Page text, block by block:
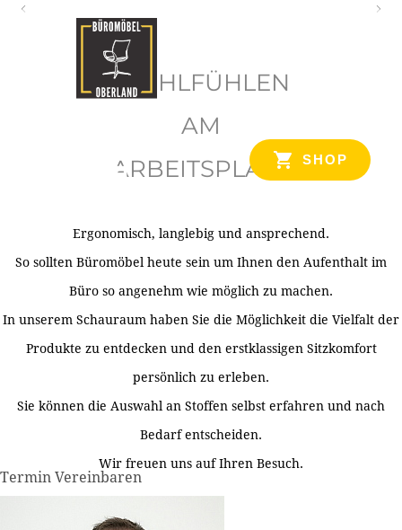
SHOP
WOHLFÜHLEN
AM
ARBEITSPLATZ
Ergonomisch, langlebig und ansprechend.
So sollten Büromöbel heute sein um Ihnen den Aufenthalt im
Büro so angenehm wie möglich zu machen.
In unserem Schauraum haben Sie die Möglichkeit die Vielfalt der
Produkte zu entdecken und den erstklassigen Sitzkomfort
persönlich zu erleben.
Sie können die Auswahl an Stoffen selbst erfahren und nach
Bedarf entscheiden.
Wir freuen uns auf Ihren Besuch.
Termin Vereinbaren